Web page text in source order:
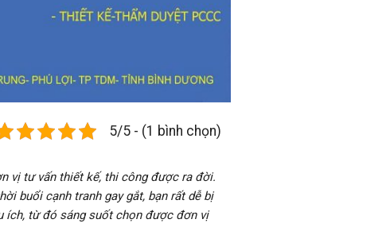
5/5 - (1 bình chọn)
vị tư vấn thiết kế, thi công được ra đời.
buổi cạnh tranh gay gắt, bạn rất dễ bị
ích, từ đó sáng suốt chọn được đơn vị